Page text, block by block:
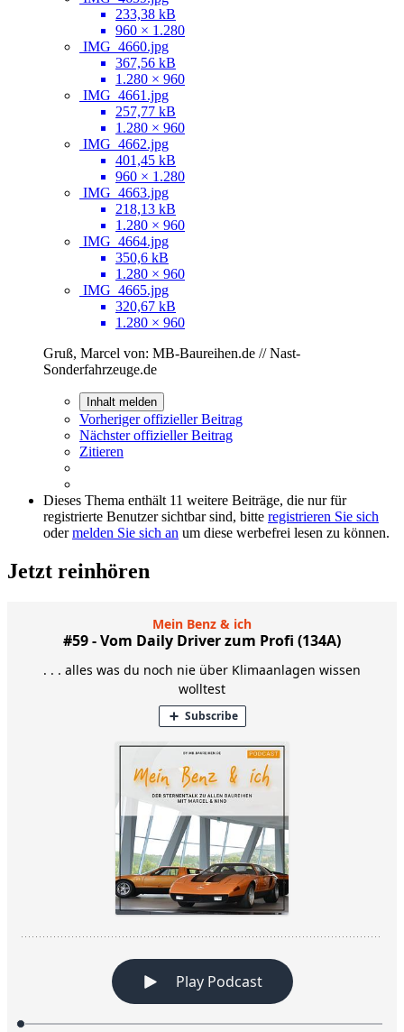
233,38 kB
960 × 1.280
IMG_4660.jpg
367,56 kB
1.280 × 960
IMG_4661.jpg
257,77 kB
1.280 × 960
IMG_4662.jpg
401,45 kB
960 × 1.280
IMG_4663.jpg
218,13 kB
1.280 × 960
IMG_4664.jpg
350,6 kB
1.280 × 960
IMG_4665.jpg
320,67 kB
1.280 × 960
Gruß, Marcel von: MB-Baureihen.de // Nast-
Sonderfahrzeuge.de
Inhalt melden
Vorheriger offizieller Beitrag
Nächster offizieller Beitrag
Zitieren
Dieses Thema enthält 11 weitere Beiträge, die nur für
registrierte Benutzer sichtbar sind, bitte registrieren Sie sich
odermelden Sie sich an um diese werbefrei lesen zu können.
Jetzt reinhören